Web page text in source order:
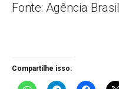
Fonte: Agência Brasil
Compartilhe isso: